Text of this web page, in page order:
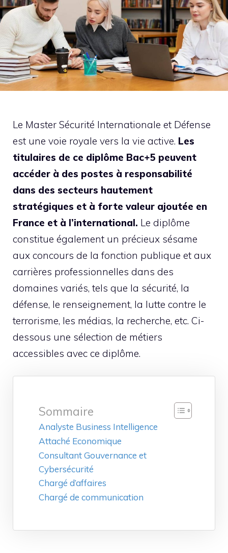
Le Master Sécurité Internationale et Défense
est une voie royale vers la vie active. Les
titulaires de ce diplôme Bac+5 peuvent
accéder à des postes à responsabilité
dans des secteurs hautement
stratégiques et à forte valeur ajoutée en
France et à l’international. Le diplôme
constitue également un précieux sésame
aux concours de la fonction publique et aux
carrières professionnelles dans des
domaines variés, tels que la sécurité, la
défense, le renseignement, la lutte contre le
terrorisme, les médias, la recherche, etc. Ci-
dessous une sélection de métiers
accessibles avec ce diplôme.
Sommaire
Analyste Business Intelligence
Attaché Economique
Consultant Gouvernance et
Cybersécurité
Chargé d’affaires
Chargé de communication